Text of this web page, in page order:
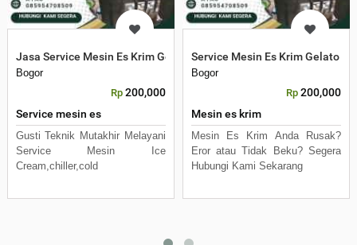
Jasa Service Mesin Es Krim Gelato Mesin Es Maker Siap Ontime
Bogor
Rp 200,000
Service mesin es
Gusti Teknik Mutakhir Melayani
Service Mesin Ice
Cream,chiller,cold
Service Mesin Es Krim Gelato
Bogor
Rp 200,000
Mesin es krim
Mesin Es Krim Anda Rusak?
Eror atau Tidak Beku? Segera
Hubungi Kami Sekarang